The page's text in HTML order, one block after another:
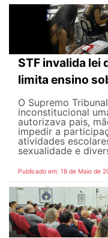
STF invalida lei
limita ensino
O Supremo
inconstitucional
autorizava pais,
impedir a
atividades
sexualidade e
Publicado em: 18 de Maio de